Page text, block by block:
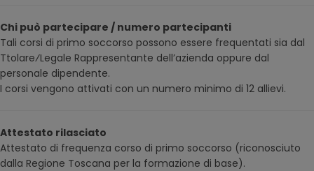
Chi può partecipare / numero partecipanti
Tali corsi di primo soccorso possono essere frequentati sia dal
Ttolare⁄Legale Rappresentante dell’azienda oppure dal
personale dipendente.
I corsi vengono attivati con un numero minimo di 12 allievi.
Attestato rilasciato
Attestato di frequenza corso di primo soccorso (riconosciuto
dalla Regione Toscana per la formazione di base).